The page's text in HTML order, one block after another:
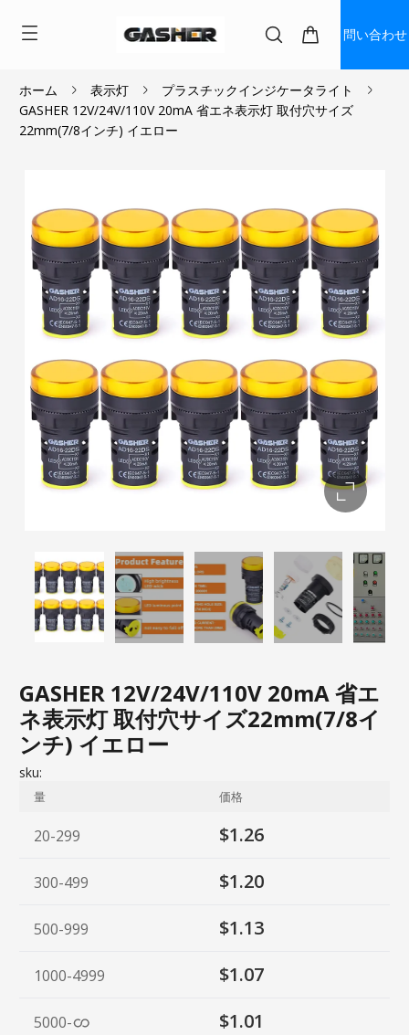
問い合わせ
ホーム 表示灯
プラスチックインジケータライト
GASHER 12V/24V/110V 20mA 省エネ表示灯 取付穴サイズ
22mm(7/8インチ) イエロー
GASHER 12V/24V/110V 20mA 省エ
ネ表示灯 取付穴サイズ22mm(7/8イ
ンチ) イエロー
$1.01 ~$1.26
sku:
量 価格
20-299 $1.26
300-499 $1.20
500-999 $1.13
1000-4999 $1.07
5000- $1.01